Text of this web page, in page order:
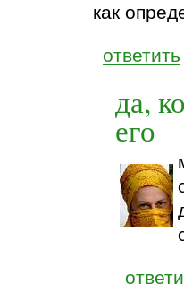
как
ответить
да,
его